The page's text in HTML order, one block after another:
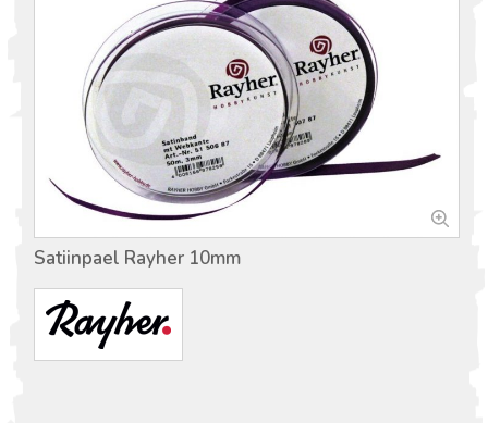
Satiinpael Rayher 10mm